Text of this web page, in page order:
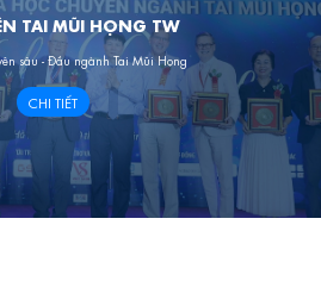
TAI MŨI HỌNG TW
sâu - Đầu ngành Tai Mũi Họng
CHI TIẾT